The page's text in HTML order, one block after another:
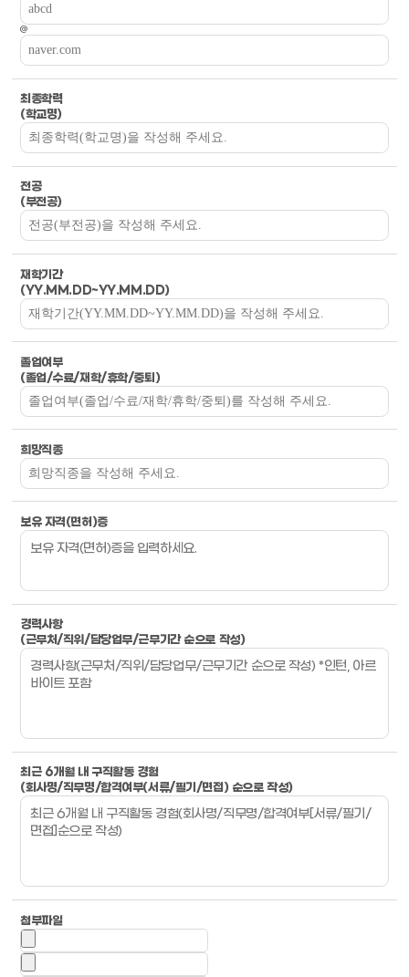
@
최종학력
(학교명)
전공
(부전공)
재학기간
(YY.MM.DD~YY.MM.DD)
졸업여부
(졸업/수료/재학/휴학/중퇴)
희망직종
보유 자격(면허)증
경력사항
(근무처/직위/담당업무/근무기간 순으로 작성)
최근 6개월 내 구직활동 경험
(회사명/직무명/합격여부(서류/필기/면접) 순으로 작성)
첨부파일